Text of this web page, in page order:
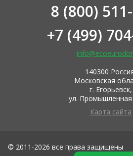
8 (800)
+7 (499)
140300
Московская
г. Егорьевск,
ул.
Карта сайта
© 2011-2026 все права защищены